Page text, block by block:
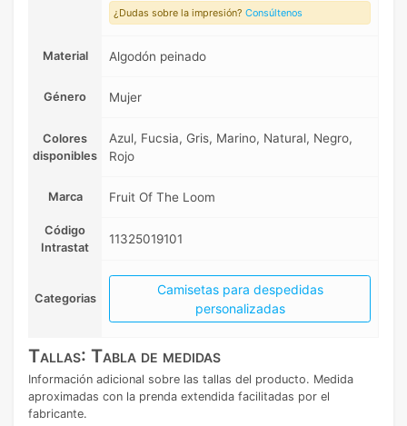
¿Dudas sobre la impresión? Consúltenos
Material Algodón peinado
Género Mujer
Colores
disponibles
Azul, Fucsia, Gris, Marino, Natural, Negro,
Rojo
Marca Fruit Of The Loom
Código
Intrastat
11325019101
Categorias
Camisetas para despedidas
personalizadas
Tallas: Tabla de medidas
Información adicional sobre las tallas del producto. Medida
aproximadas con la prenda extendida facilitadas por el
fabricante.